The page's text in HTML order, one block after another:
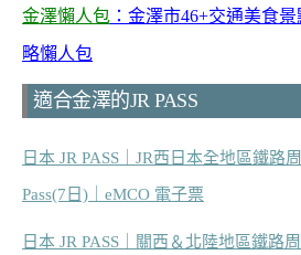
金澤懶人包 ：金澤市46+交通美食
略懶人包
適合金澤的JR PASS
日本 JR PASS｜JR西日本全地區鐵路
Pass(7日)｜eMCO 電子票
日本 JR PASS｜關西＆北陸地區鐵路